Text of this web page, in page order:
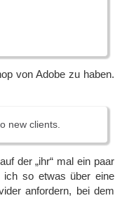
von Adobe zu haben.
new clients.
der „ihr“ mal ein paar
ich so etwas über eine
anfordern, bei dem